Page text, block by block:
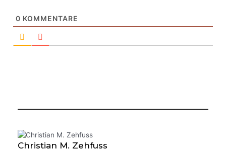
0 KOMMENTARE
Christian M. Zehfuss